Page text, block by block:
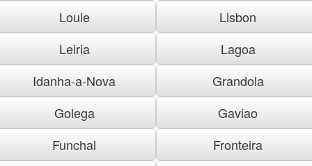
Loule
Lisbon
Leiria
Lagoa
Idanha-a-Nova
Grandola
Golega
Gaviao
Funchal
Fronteira